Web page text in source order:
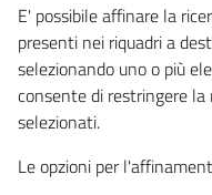
E' possibile affinare la
presenti nei riquadri a
selezionando uno o più
consente di restringere
selezionati.
Le opzioni per